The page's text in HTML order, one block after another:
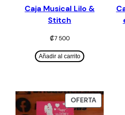
Caja Musical Lilo &
Stitch
₡7 500
Añadir al carrito
OFERTA
EN